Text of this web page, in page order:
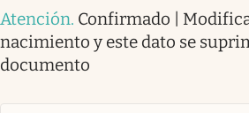
Atención. Confirmado |
nacimiento y este dato se
documento